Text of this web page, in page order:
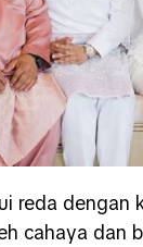
reda dengan
cahaya dan